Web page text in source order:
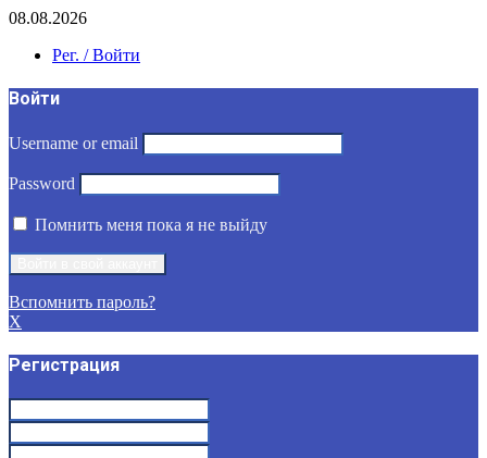
08.08.2026
Рег. / Войти
Войти
Username or email
Password
Помнить меня пока я не выйду
Вспомнить пароль?
X
Регистрация